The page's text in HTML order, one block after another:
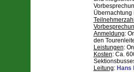
Übernachtung
Anmeldung:
den
Leistungen:
Kosten: Ca.
Leitung: Hans